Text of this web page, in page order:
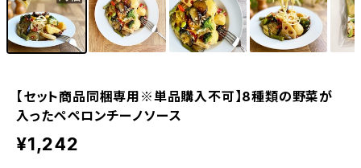
【セット商品同梱専用※単品購入不可】8種類の野菜が
入ったペペロンチーノソース
¥1,242